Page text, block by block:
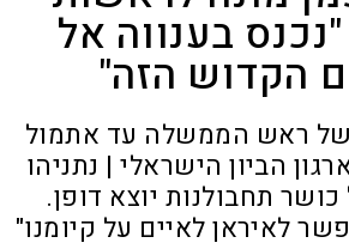
בענווה אל
הקדוש הזה"
של ראש הממשלה עד אתמול
הביון הישראלי | נתניהו
תחבולנות יוצא דופן.
לאיראן לאיים על קיומנו"